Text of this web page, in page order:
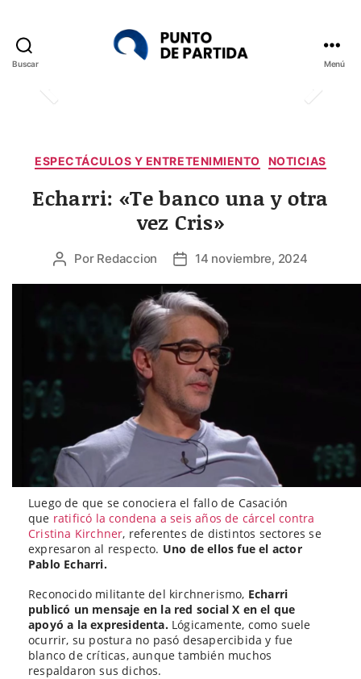
Buscar Menú
ESPECTÁCULOS Y ENTRETENIMIENTO NOTICIAS
Echarri: «Te banco una y otra
vez Cris»
Autor
Por Redaccion
Fecha
la
entrada
14 noviembre, 2024
Luego de que se conociera el fallo de Casación
que ratificó la condena a seis años de cárcel contra
Cristina Kirchner, referentes de distintos sectores se
expresaron al respecto. Uno de ellos fue el actor
Pablo Echarri.
Reconocido militante del kirchnerismo, Echarri
publicó un mensaje en la red social X en el que
apoyó a la expresidenta. Lógicamente, como suele
ocurrir, su postura no pasó desapercibida y fue
blanco de críticas, aunque también muchos
respaldaron sus dichos.